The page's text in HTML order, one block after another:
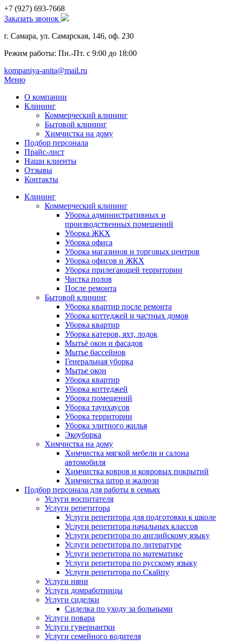
+7 (927) 693-7668
Заказать звонок
г. Самара, ул. Самарская, 146, оф. 230
Режим работы: Пн.-Пт. с 9:00 до 18:00
kompaniya-anita@mail.ru
Меню
О компании
Клининг
Коммерческий клининг
Бытовой клининг
Химчистка на дому
Подбор персонала
Прайс-лист
Наши клиенты
Отзывы
Контакты
Клининг
Коммерческий клининг
Уборка административных и
производственных помещений
Уборка ЖКХ
Уборка офиса
Уборка магазинов и торговых центров
Уборка офисов и ЖКХ
Уборка прилегающей территории
Чистка полов
После ремонта
Бытовой клининг
Уборка квартир после ремонта
Уборка коттеджей и частных домов
Уборка квартир
Уборка катеров, яхт, лодок
Мытьё окон и фасадов
Мытье бассейнов
Генеральная уборка
Мытье окон
Уборка квартир
Уборка коттеджей
Уборка помещений
Уборка таунхаусов
Уборка территории
Уборка элитного жилья
Экоуборка
Химчистка на дому
Химчистка мягкой мебели и салона
автомобиля
Химчистка ковров и ковровых покрытий
Химчистка штор и жалюзи
Подбор персонала для работы в семьях
Услуги воспитателя
Услуги репетитора
Услуги репетитора для подготовки к школе
Услуги репетитора начальных классов
Услуги репетитора по английскому языку
Услуги репетитора по литературе
Услуги репетитора по математике
Услуги репетитора по русскому языку
Услуги репетитора по Скайпу
Услуги няни
Услуги домработницы
Услуги сиделки
Сиделка по уходу за больными
Услуги повара
Услуги гувернантки
Услуги семейного водителя